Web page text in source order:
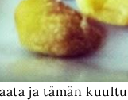
ja tämän